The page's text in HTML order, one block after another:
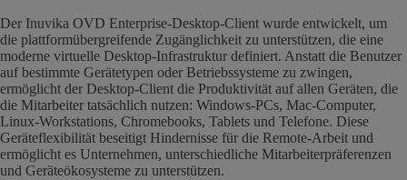
Der Inuvika OVD Enterprise-Desktop-Client wurde entwickelt, um
die plattformübergreifende Zugänglichkeit zu unterstützen, die eine
moderne virtuelle Desktop-Infrastruktur definiert. Anstatt die Benutzer
auf bestimmte Gerätetypen oder Betriebssysteme zu zwingen,
ermöglicht der Desktop-Client die Produktivität auf allen Geräten, die
die Mitarbeiter tatsächlich nutzen: Windows-PCs, Mac-Computer,
Linux-Workstations, Chromebooks, Tablets und Telefone. Diese
Geräteflexibilität beseitigt Hindernisse für die Remote-Arbeit und
ermöglicht es Unternehmen, unterschiedliche Mitarbeiterpräferenzen
und Geräteökosysteme zu unterstützen.